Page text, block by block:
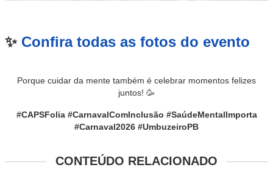
✨ Confira todas as fotos do evento
Porque cuidar da mente também é celebrar momentos felizes
juntos! 🥳
#CAPSFolia #CarnavalComInclusão #SaúdeMentalImporta
#Carnaval2026 #UmbuzeiroPB
CONTEÚDO RELACIONADO